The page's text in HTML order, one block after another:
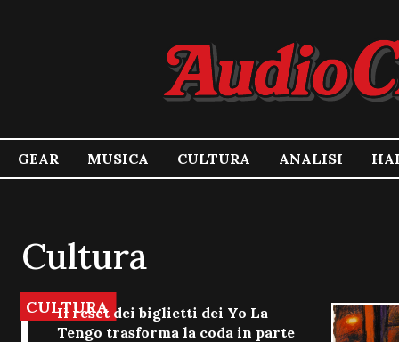
GEAR MUSICA CULTURA ANALISI
Cultura
Articoli Audio Chronicle in italiano su cultura
CULTURA
Il reset dei biglietti dei Yo La
Tengo trasforma la coda in parte